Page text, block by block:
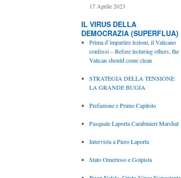
17 Aprile 2023
IL VIRUS DELLA
DEMOCRAZIA (SUPERFLUA)
Prima d’impartire lezioni, il Vaticano
confessi – Before lecturing others, the
Vatican should come clean
STRATEGIA DELLA TENSIONE
LA GRANDE BUGIA
Prefazione e Primo Capitolo
Pasquale Laporta Carabinieri Marshal
Intervista a Piero Laporta
Stato Omertoso e Golpista